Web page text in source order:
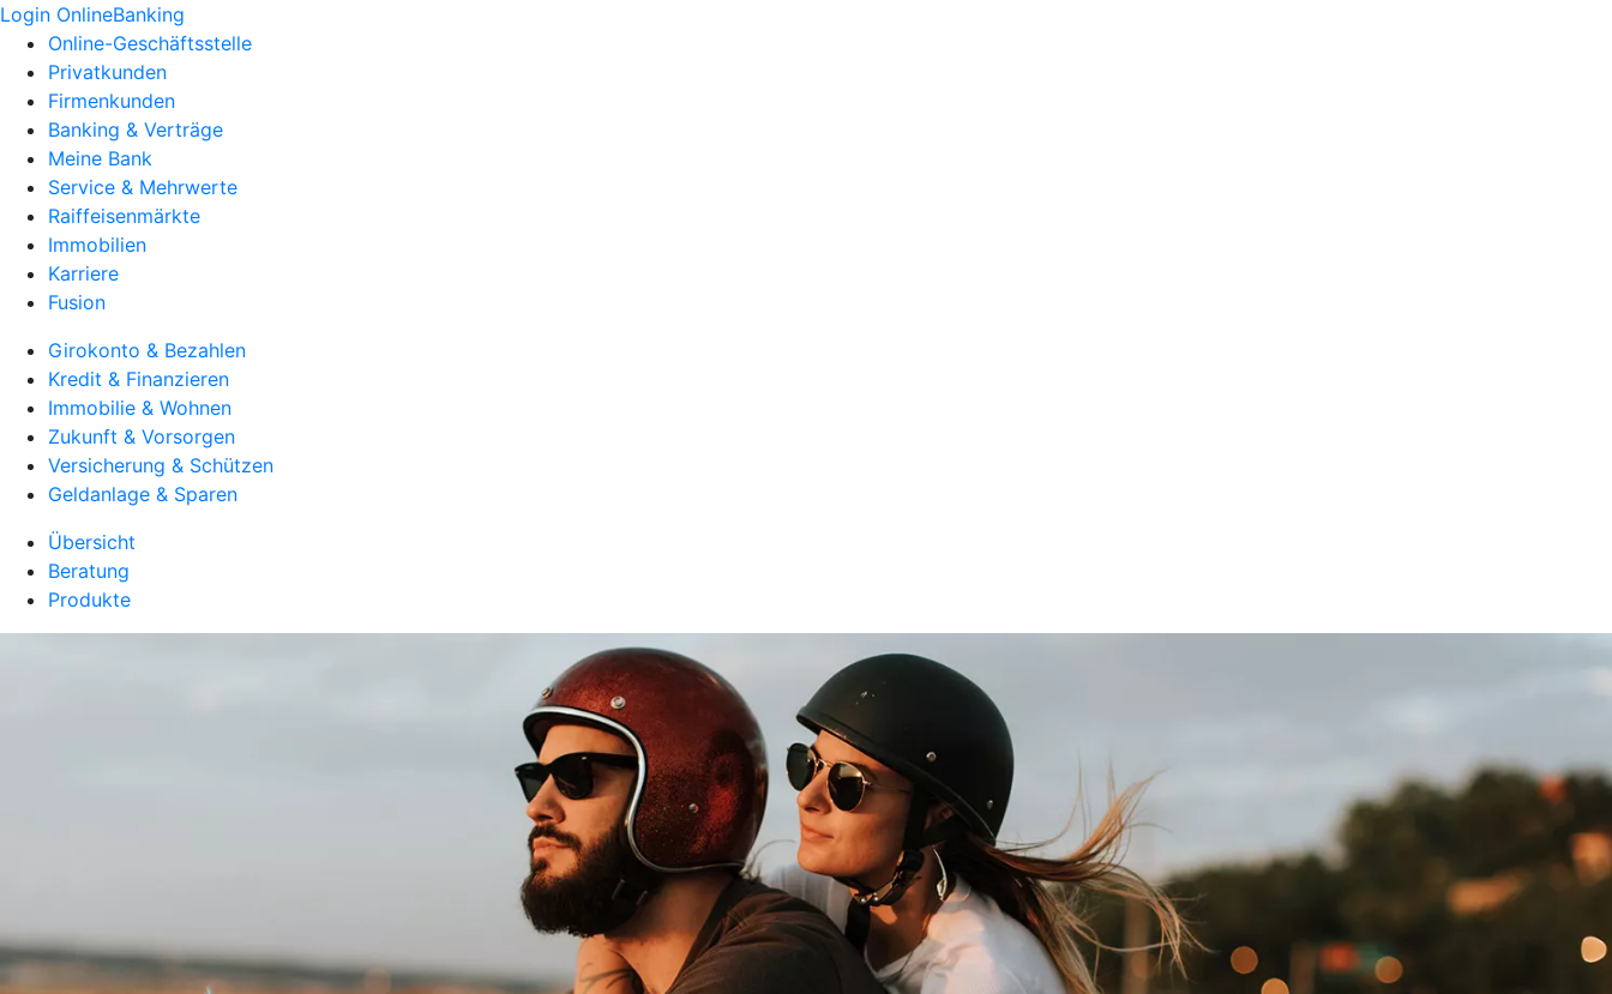
Login OnlineBanking
Online-Geschäftsstelle
Privatkunden
Firmenkunden
Banking & Verträge
Meine Bank
Service & Mehrwerte
Raiffeisenmärkte
Immobilien
Karriere
Fusion
Girokonto & Bezahlen
Kredit & Finanzieren
Immobilie & Wohnen
Zukunft & Vorsorgen
Versicherung & Schützen
Geldanlage & Sparen
Übersicht
Beratung
Produkte